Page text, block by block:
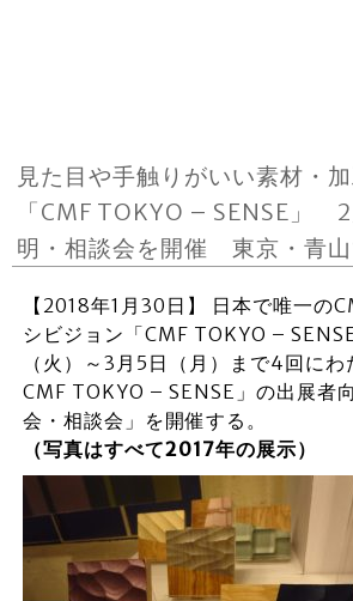
見た目や手触りがいい素材・
「CMF TOKYO – SENSE」
明・相談会を開催 東京・青
【2018年1月30日】 日本で唯一の
シビジョン「CMF TOKYO –
（火）～3月5日（月）まで4回に
CMF TOKYO – SENSE」の出展者
会・相談会」を開催する。
（写真はすべて2017年の展示）